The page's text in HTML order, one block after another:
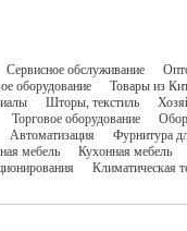
Сервисное обслуживание
оборудование
Товары из
Шторы, текстиль
Торговое оборудование
Автоматизация
Фурнитура
мебель
Кухонная мебель
Климатическая